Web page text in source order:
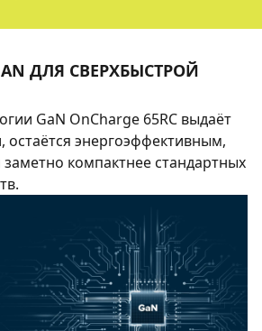
ДЛЯ СВЕРХБЫСТРОЙ
GaN OnCharge 65RC выдаёт
энергоэффективным,
компактнее стандартных